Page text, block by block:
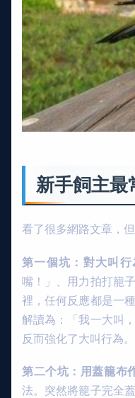
新手飼主最
看了很多網路文章，
第一個坑：對大叫行
嘴！」、用力拍打籠
裡，任何反應都是一
解讀為：「我一大叫
反而強化了大叫行為
第二个坑：用蓋籠布
法。突然將籠子完全